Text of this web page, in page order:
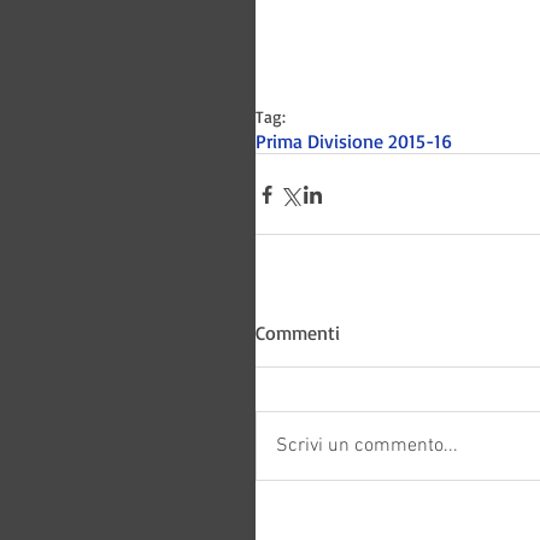
Tag:
Prima Divisione 2015-16
Commenti
Scrivi un commento...